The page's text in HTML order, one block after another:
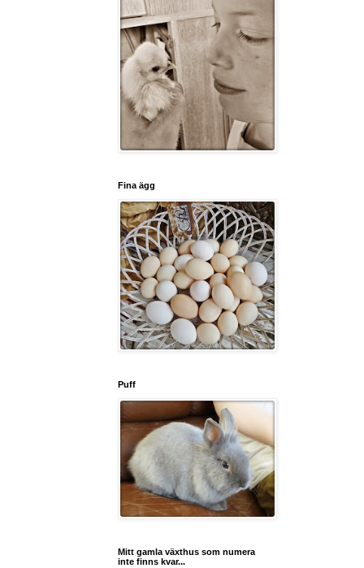
Fina ägg
Puff
Mitt gamla växthus som numera
inte finns kvar...